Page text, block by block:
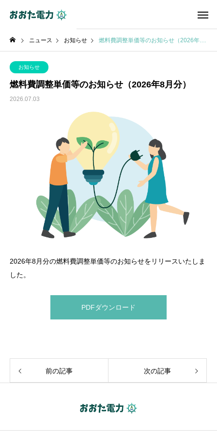
ニュース お知らせ 燃料費調整単価等のお知らせ（2026年8月分）
お知らせ
燃料費調整単価等のお知らせ（2026年8月分）
2026.07.03
2026年8月分の燃料費調整単価等のお知らせをリリースいたしま
した。
PDFダウンロード
前の記事 次の記事